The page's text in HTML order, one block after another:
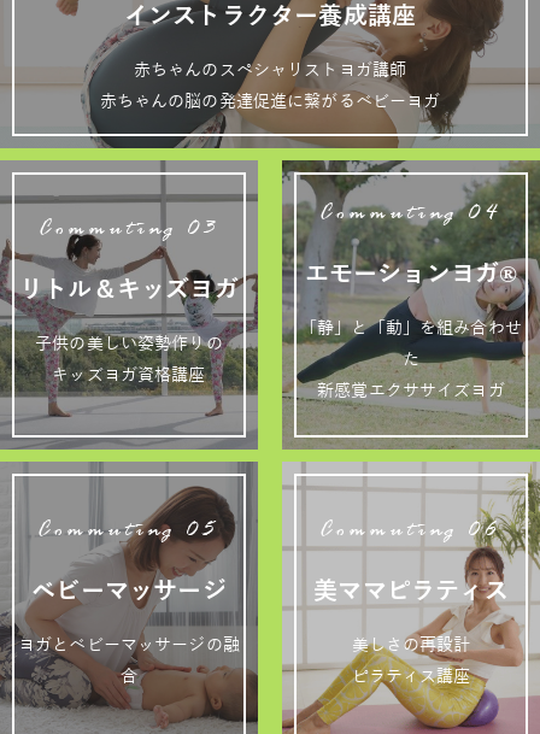
インストラクター養成講座
赤ちゃんのスペシャリストヨガ講師
赤ちゃんの脳の発達促進に繋がるベビーヨガ
Commuting 03
リトル＆キッズヨガ
子供の美しい姿勢作りの
キッズヨガ資格講座
Commuting 04
エモーションヨガ®
「静」と「動」を組み合わせ
た
新感覚エクササイズヨガ
Commuting 05
ベビーマッサージ
ヨガとベビーマッサージの融
合
Commuting 06
美ママピラティス
美しさの再設計
ピラティス講座